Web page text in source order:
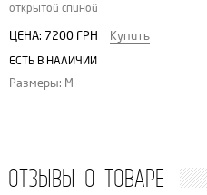
открытой спиной
ЦЕНА: 7200 ГРН Купить
ЕСТЬ В НАЛИЧИИ
Размеры: M
ОТЗЫВЫ О ТОВАРЕ